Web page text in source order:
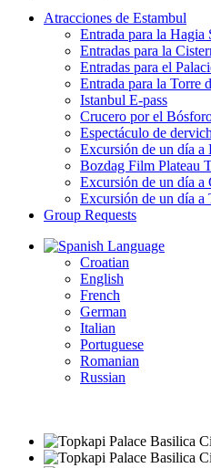
Atracciones de Estambul
Entrada para la Hagia
Entradas para la
Entradas para el
Entrada para la Torre
Istanbul E-pass
Crucero por el
Espectáculo de
Excursión de un día a
Bozdag Film Plateau
Excursión de un día a
Excursión de un día a
Group Requests
Language
Croatian
English
French
German
Italian
Portuguese
Romanian
Russian